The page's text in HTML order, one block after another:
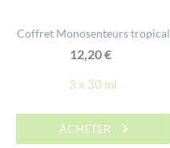
Coffret Monosenteurs tropical
12,20€
3 x 30 ml
ACHETER